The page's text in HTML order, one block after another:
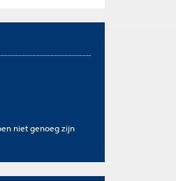
niet genoeg zijn